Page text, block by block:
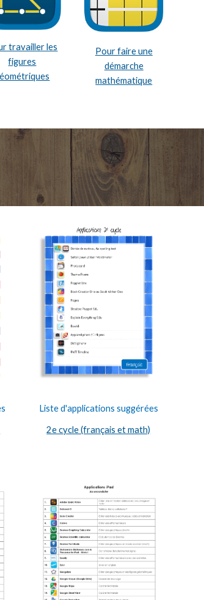
travailler les
figures
Pour faire une
démarche
mathématique
Liste d'applications suggérées
2e cycle (français et math)